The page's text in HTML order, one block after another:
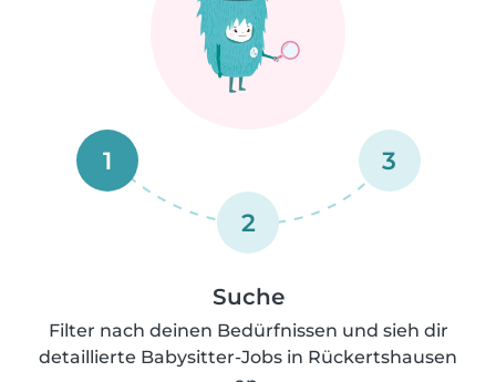
1
2
3
Suche
Filter nach deinen Bedürfnissen und sieh dir
detaillierte Babysitter-Jobs in Rückertshausen